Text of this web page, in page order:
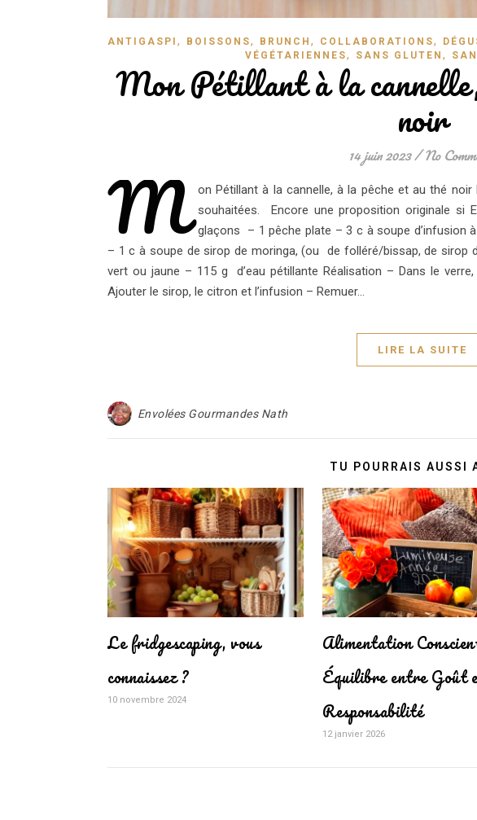
ANTIGASPI , BOISSONS, BRUNCH , COLLABORATIONS,
VÉGÉTARIENNES, SANS GLUTEN ,
Mon Pétillant à la
noir
14 juin 2023/ No
M
on Pétillant à la cannelle, à la pêche et au thé
souhaitées. Encore une proposition originale si
glaçons – 1 pêche plate – 3 c à soupe d’infusion
– 1 c à soupe de sirop de moringa, (ou de folléré/bissap, de sirop
vert ou jaune – 115 g d’eau pétillante Réalisation – Dans le
Ajouter le sirop, le citron et l’infusion – Remuer…
LIRE LA SUITE
Envolées Gourmandes Nath
TU POURRAIS AUSSI
Le fridgescaping, vous
connaissez ?
10 novembre 2024
Alimentation
Équilibre entre Goût
Responsabilité
12 janvier 2026